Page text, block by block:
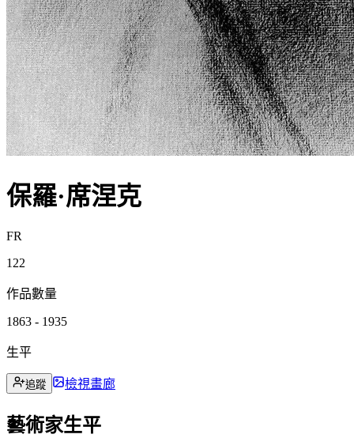
保羅·席涅克
FR
122
作品數量
1863 - 1935
生平
追蹤 檢視畫廊
藝術家生平